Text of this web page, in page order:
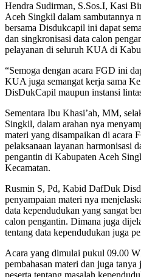
Hendra Sudirman, S.Sos.I, Kasi
Aceh Singkil dalam sambutannya
bersama Disdukcapil ini dapat
dan singkronisasi data calon
pelayanan di seluruh KUA di
“Semoga dengan acara FGD ini
KUA juga semangat kerja sama
DisDukCapil maupun instansi
Sementara Ibu Khasi’ah, MM,
Singkil, dalam arahan nya
materi yang disampaikan di acara
pelaksanaan layanan harmonisasi
pengantin di Kabupaten Aceh
Kecamatan.
Rusmin S, Pd, Kabid DafDuk
penyampaian materi nya
data kependudukan yang sangat
calon pengantin. Dimana juga
tentang data kependudukan juga
Acara yang dimulai pukul 09.00
pembahasan materi dan juga
peserta tentang masalah